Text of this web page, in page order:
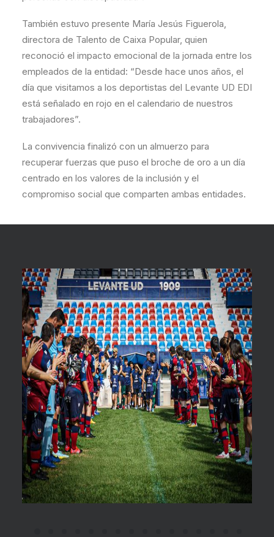
También estuvo presente María Jesús Figuerola,
directora de Talento de Caixa Popular, quien
reconoció el impacto emocional de la jornada entre los
empleados de la entidad: “Desde hace unos años, el
día que visitamos a los deportistas del Levante UD EDI
está señalado en rojo en el calendario de nuestros
trabajadores”.
La convivencia finalizó con un almuerzo para
recuperar fuerzas que puso el broche de oro a un día
centrado en los valores de la inclusión y el
compromiso social que comparten ambas entidades.